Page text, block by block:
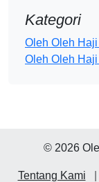
Kategori
Oleh Oleh
Oleh Oleh
© 2026
Tentang Kami